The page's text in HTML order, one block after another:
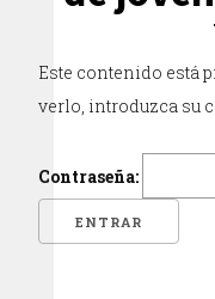
Este contenido está
verlo, introduzca su
Contraseña: